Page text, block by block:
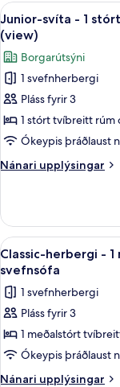
útsýni
yfir
garð
1
meðalstórt
tvíbreitt
rúm
útsýni
yfir
garð
Skoða
allar
myndir
fyrir
Junior-
svíta
-
1
stórt
tvíbreitt
með
svefnsófa
-
verönd
(view)
5
Junior-svíta - 1
(view)
Borgarútsýni
1 svefnherbergi
Pláss fyrir 3
1 stórt tvíbreitt rúm
Ókeypis þráðlaust
Nánari upplýsingar
Nánari
svíta
1
stórt
rúm
með
svefnsófa
-
verönd
Skoða
allar
myndir
fyrir
Classic-
herbergi
-
1
7
Classic-herbergi -
svefnsófa
1 svefnherbergi
Pláss fyrir 3
1 meðalstórt
Ókeypis þráðlaust
Nánari upplýsingar
Nánari